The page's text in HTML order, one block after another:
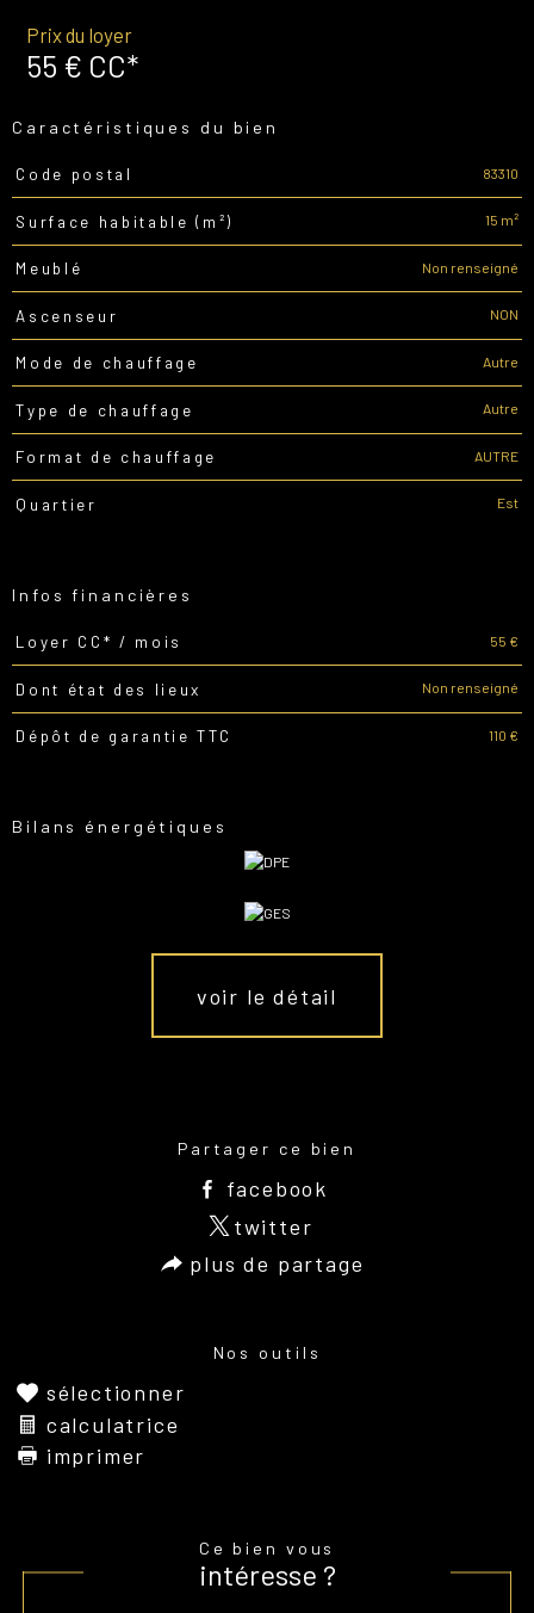
Prix du loyer
55 € CC*
Caractéristiques du bien
Caractéristiques
Code postal 83310
Surface habitable (m²) 15 m²
Meublé Non renseigné
Ascenseur NON
Mode de chauffage Autre
Type de chauffage Autre
Format de chauffage AUTRE
Quartier Est
Infos financières
Caractéristiques Valeurs
Loyer CC* / mois 55 €
Dont état des lieux Non renseigné
Dépôt de garantie TTC 110 €
Bilans énergétiques
voir le détail
Partager ce bien
facebook
twitter
plus de partage
Nos outils
sélectionner
calculatrice
imprimer
Ce bien vous
intéresse ?